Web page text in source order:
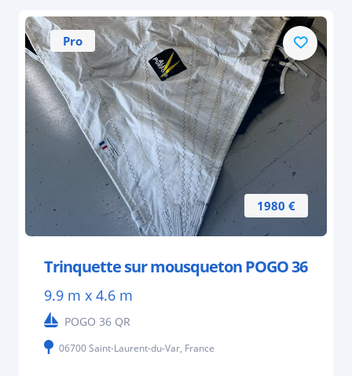
1980 €
Pro
Trinquette sur mousqueton POGO 36
9.9 m x 4.6 m
POGO 36 QR
06700 Saint-Laurent-du-Var, France